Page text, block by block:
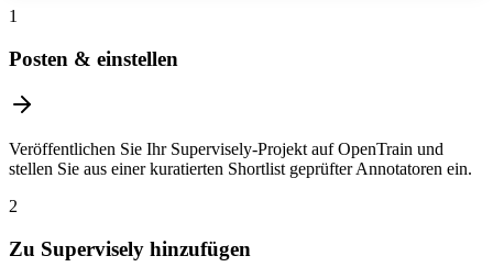
1
Posten & einstellen
Veröffentlichen Sie Ihr Supervisely-Projekt auf OpenTrain und
stellen Sie aus einer kuratierten Shortlist geprüfter Annotatoren ein.
2
Zu Supervisely hinzufügen